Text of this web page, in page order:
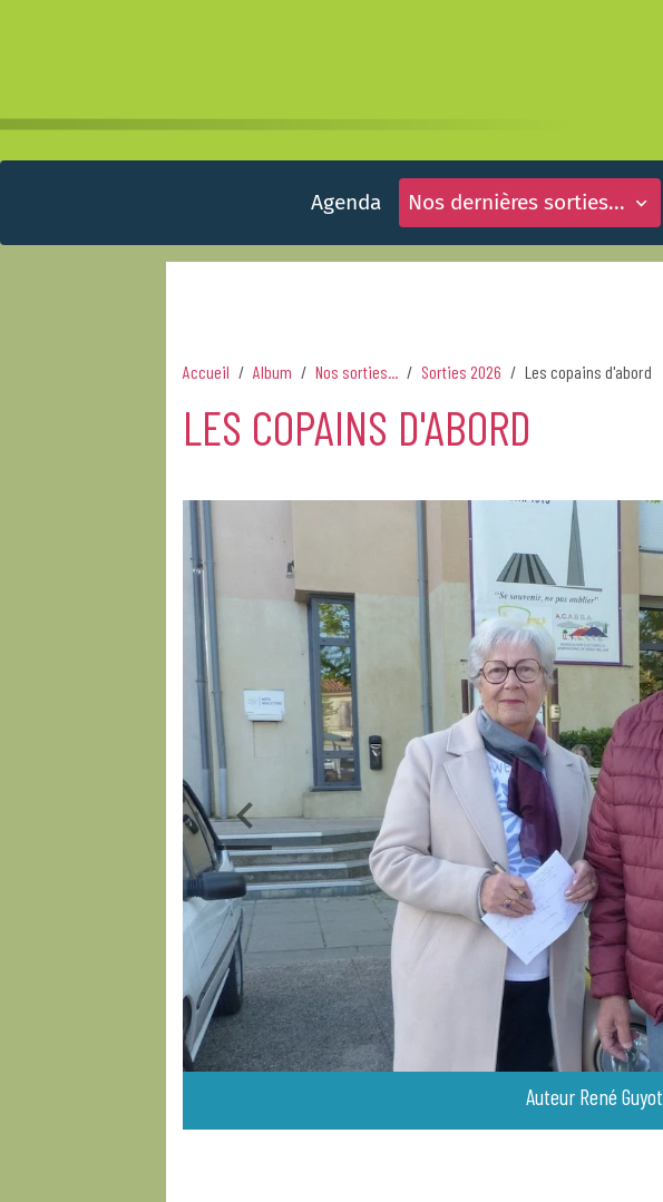
Agenda Nos dernières sorties...
Accueil Album Nos sorties... Sorties 2026 Les copains d'abord
LES COPAINS D'ABORD
Auteur René Guyot